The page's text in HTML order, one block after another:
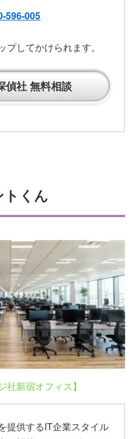
596-005
してかけられます。
偵社 無料相談
トくん
社新宿オフィス】
提供するIT企業スタイル